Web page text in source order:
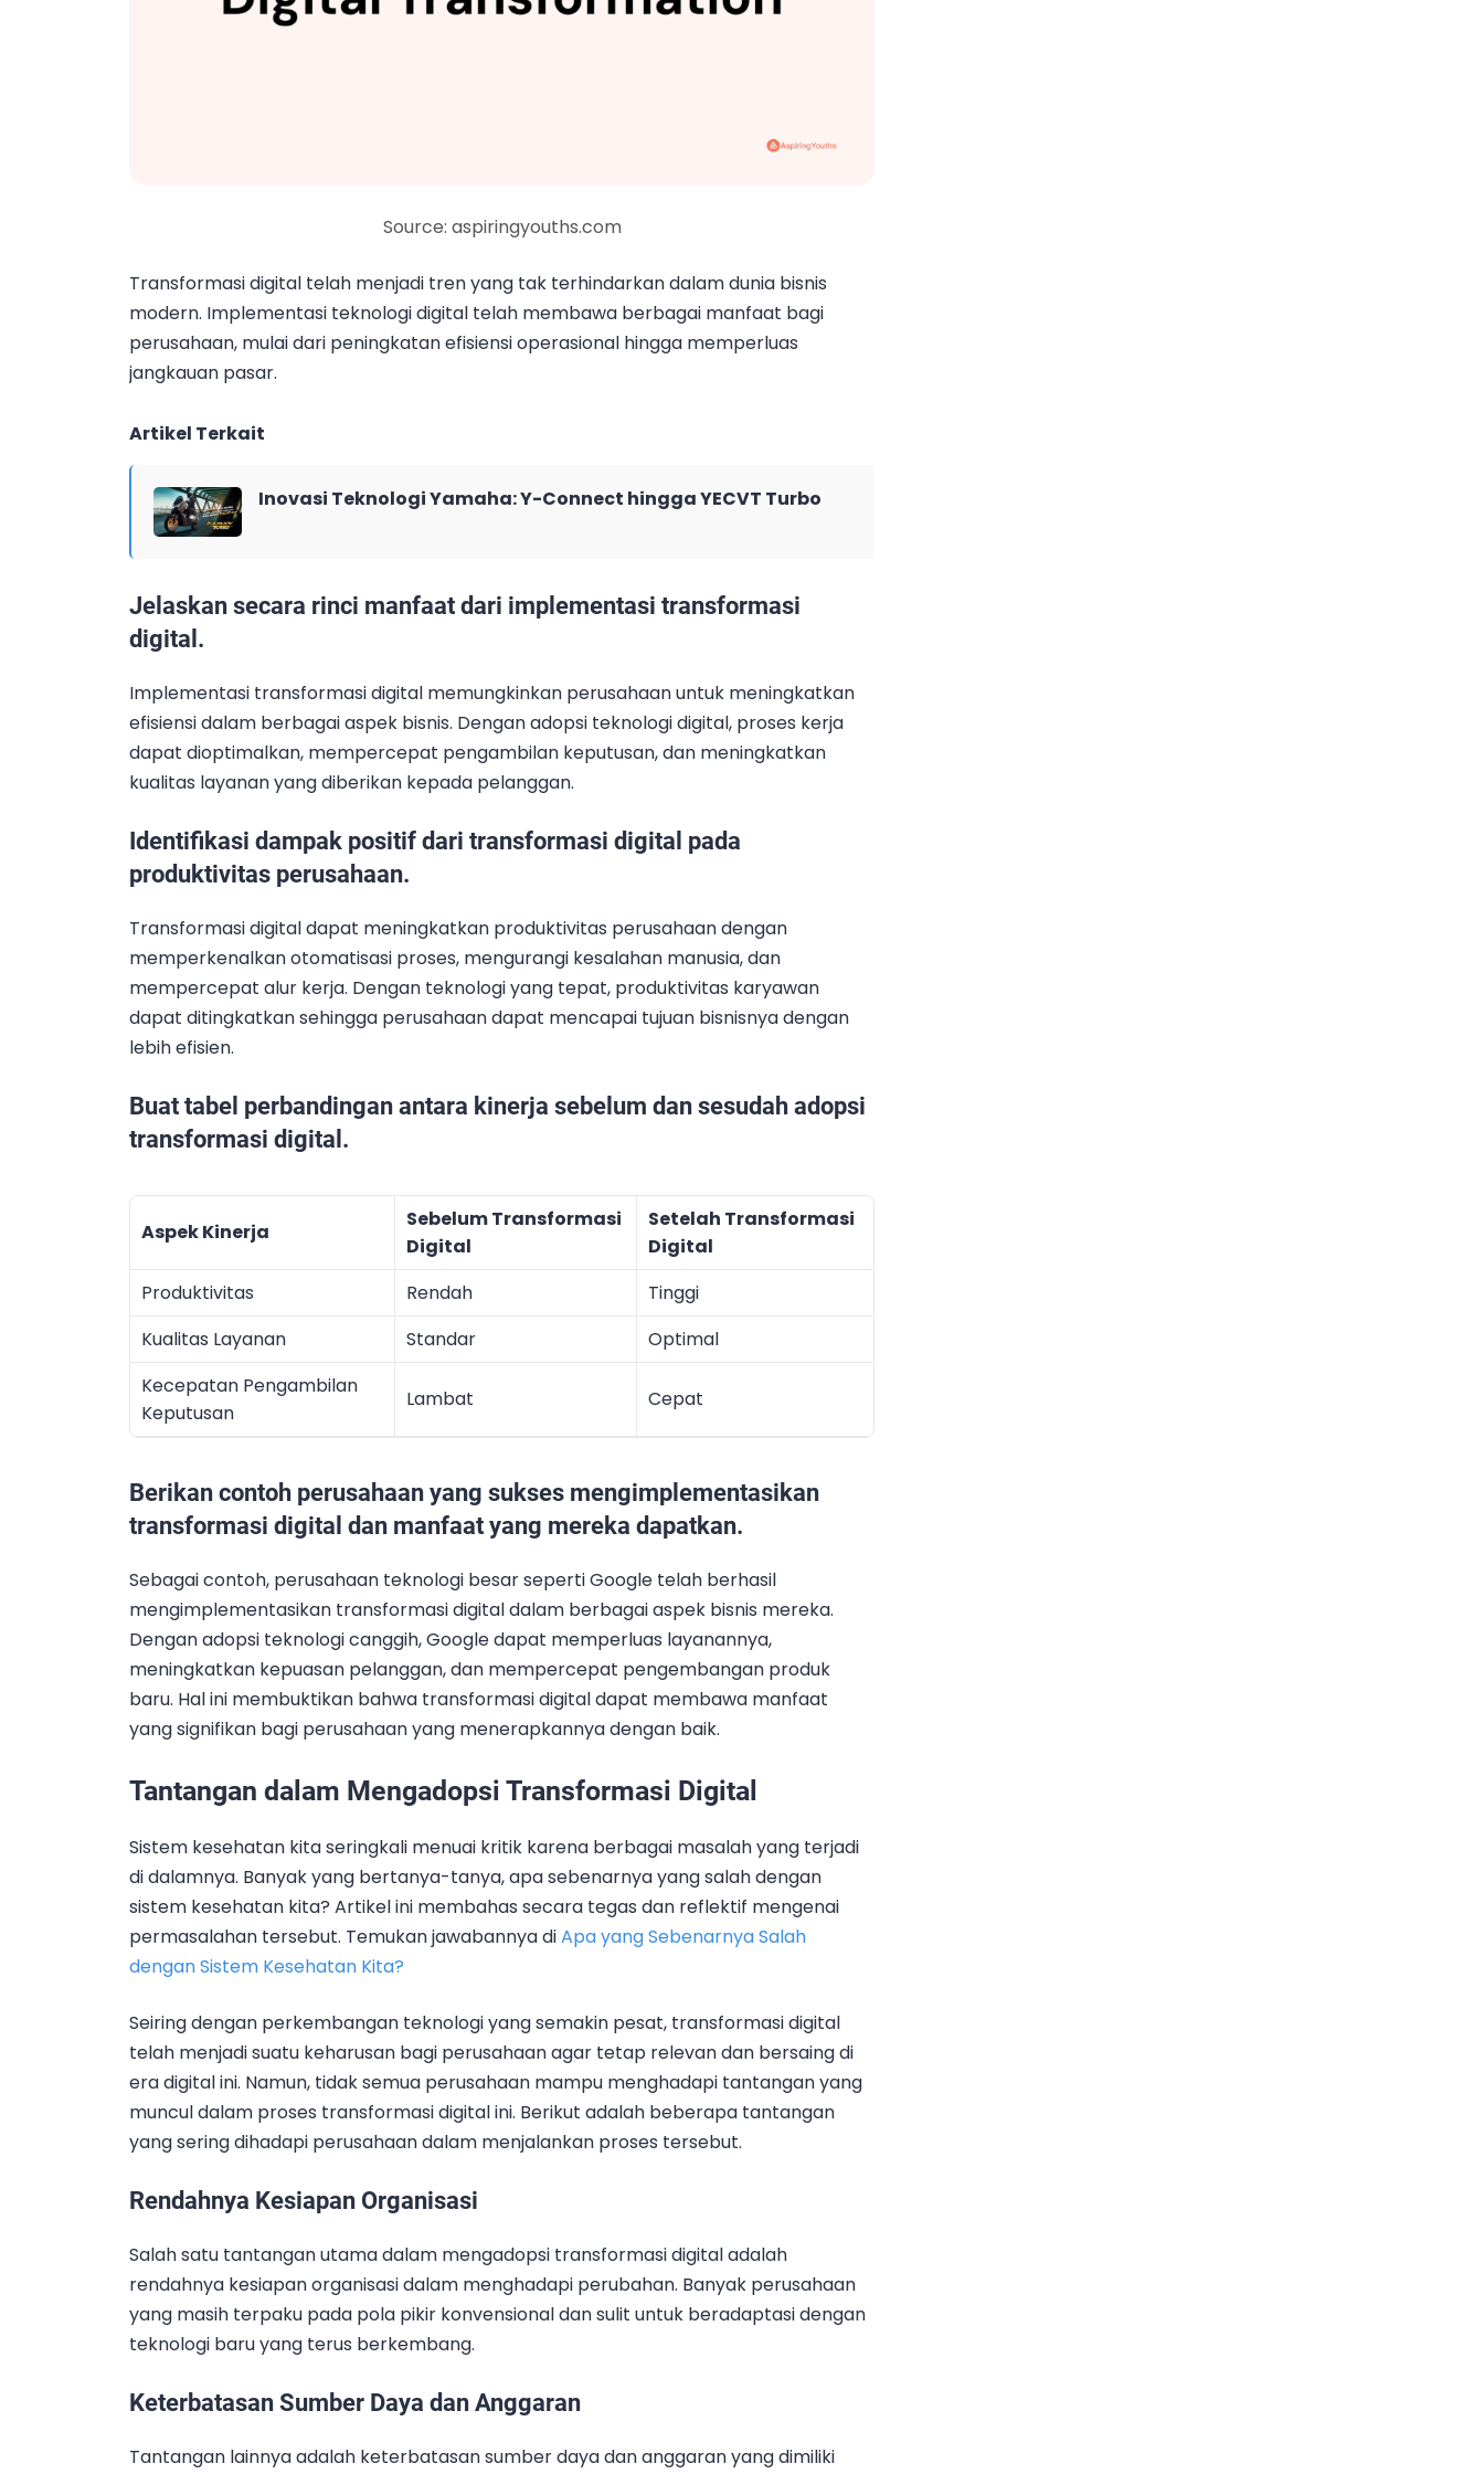
Source: aspiringyouths.com
Transformasi digital telah menjadi tren yang tak terhindarkan dalam dunia bisnis
modern. Implementasi teknologi digital telah membawa berbagai manfaat bagi
perusahaan, mulai dari peningkatan efisiensi operasional hingga memperluas
jangkauan pasar.
Artikel Terkait
Inovasi Teknologi Yamaha: Y-Connect hingga YECVT Turbo
Jelaskan secara rinci manfaat dari implementasi transformasi
digital.
Implementasi transformasi digital memungkinkan perusahaan untuk meningkatkan
efisiensi dalam berbagai aspek bisnis. Dengan adopsi teknologi digital, proses kerja
dapat dioptimalkan, mempercepat pengambilan keputusan, dan meningkatkan
kualitas layanan yang diberikan kepada pelanggan.
Identifikasi dampak positif dari transformasi digital pada
produktivitas perusahaan.
Transformasi digital dapat meningkatkan produktivitas perusahaan dengan
memperkenalkan otomatisasi proses, mengurangi kesalahan manusia, dan
mempercepat alur kerja. Dengan teknologi yang tepat, produktivitas karyawan
dapat ditingkatkan sehingga perusahaan dapat mencapai tujuan bisnisnya dengan
lebih efisien.
Buat tabel perbandingan antara kinerja sebelum dan sesudah adopsi
transformasi digital.
Aspek Kinerja
Sebelum Transformasi
Digital
Setelah Transformasi
Digital
Produktivitas
Rendah
Tinggi
Kualitas Layanan
Standar
Optimal
Kecepatan Pengambilan
Keputusan
Lambat Cepat
Berikan contoh perusahaan yang sukses mengimplementasikan
transformasi digital dan manfaat yang mereka dapatkan.
Sebagai contoh, perusahaan teknologi besar seperti Google telah berhasil
mengimplementasikan transformasi digital dalam berbagai aspek bisnis mereka.
Dengan adopsi teknologi canggih, Google dapat memperluas layanannya,
meningkatkan kepuasan pelanggan, dan mempercepat pengembangan produk
baru. Hal ini membuktikan bahwa transformasi digital dapat membawa manfaat
yang signifikan bagi perusahaan yang menerapkannya dengan baik.
Tantangan dalam Mengadopsi Transformasi Digital
Sistem kesehatan kita seringkali menuai kritik karena berbagai masalah yang terjadi
di dalamnya. Banyak yang bertanya-tanya, apa sebenarnya yang salah dengan
sistem kesehatan kita? Artikel ini membahas secara tegas dan reflektif mengenai
permasalahan tersebut. Temukan jawabannya diApa yang Sebenarnya Salah
dengan Sistem Kesehatan Kita?
Seiring dengan perkembangan teknologi yang semakin pesat, transformasi digital
telah menjadi suatu keharusan bagi perusahaan agar tetap relevan dan bersaing di
era digital ini. Namun, tidak semua perusahaan mampu menghadapi tantangan yang
muncul dalam proses transformasi digital ini. Berikut adalah beberapa tantangan
yang sering dihadapi perusahaan dalam menjalankan proses tersebut.
Rendahnya Kesiapan Organisasi
Salah satu tantangan utama dalam mengadopsi transformasi digital adalah
rendahnya kesiapan organisasi dalam menghadapi perubahan. Banyak perusahaan
yang masih terpaku pada pola pikir konvensional dan sulit untuk beradaptasi dengan
teknologi baru yang terus berkembang.
Keterbatasan Sumber Daya dan Anggaran
Tantangan lainnya adalah keterbatasan sumber daya dan anggaran yang dimiliki